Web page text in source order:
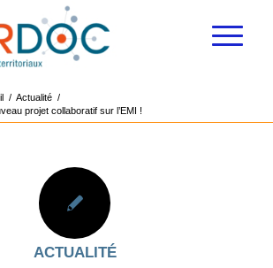
/ Actualité /
projet collaboratif sur l’EMI !
ACTUALITÉ